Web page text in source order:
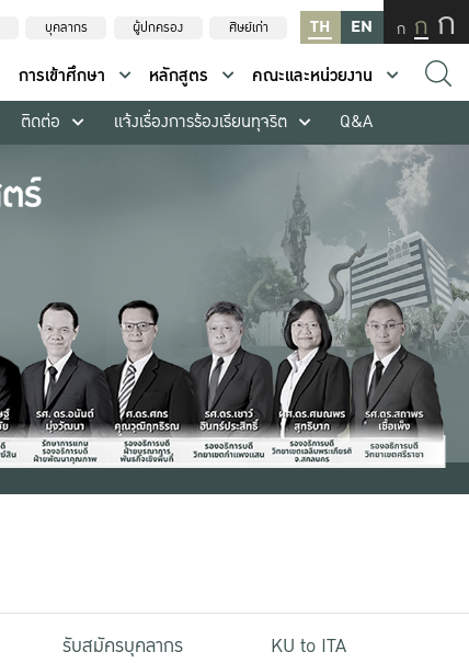
บุคลากร ผู้ปกครอง ศิษย์เก่า TH EN ก ก ก
การเข้าศึกษา หลักสูตร
คณะและหน่วยงาน
ติดต่อ แจ้งเรื่องการร้องเรียนทุจริต Q&A
รับสมัครบุคลากร KU to ITA